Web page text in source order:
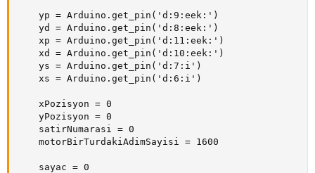
    yp = Arduino.get_pin('d:9:eek:')
    yd = Arduino.get_pin('d:8:eek:')
    xp = Arduino.get_pin('d:11:eek:')
    xd = Arduino.get_pin('d:10:eek:')
    ys = Arduino.get_pin('d:7:i')
    xs = Arduino.get_pin('d:6:i')
    xPozisyon = 0
    yPozisyon = 0
    satirNumarasi = 0
    motorBirTurdakiAdimSayisi = 1600
    sayac = 0